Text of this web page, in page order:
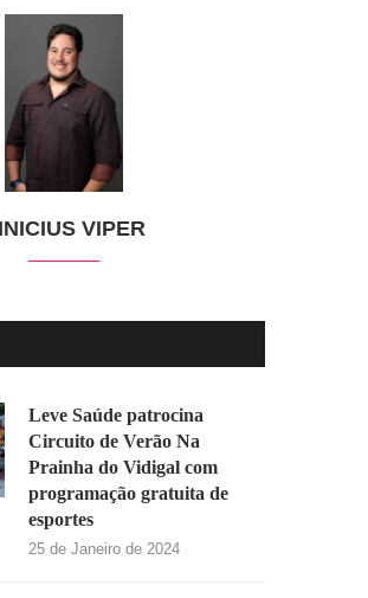
VIPER
Leve Saúde patrocina
Circuito de Verão Na
Prainha do Vidigal com
programação gratuita de
esportes
25 de Janeiro de 2024